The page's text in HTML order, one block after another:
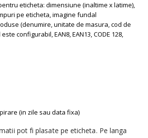
eticheta: dimensiune (inaltime x latime),
pe eticheta, imagine fundal
(denumire, unitate de masura, cod de
configurabil, EAN8, EAN13, CODE 128,
(in zile sau data fixa)
pot fi plasate pe eticheta. Pe langa